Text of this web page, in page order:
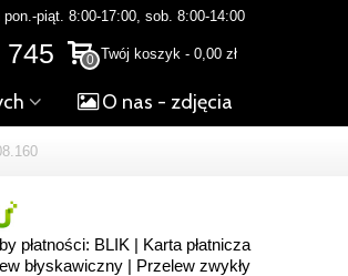
pon.-piąt. 8:00-17:00, sob. 8:00-14:00
0 Twój koszyk - 0,00 zł
745
O nas - zdjęcia
płatności: BLIK | Karta płatnicza
błyskawiczny | Przelew zwykły